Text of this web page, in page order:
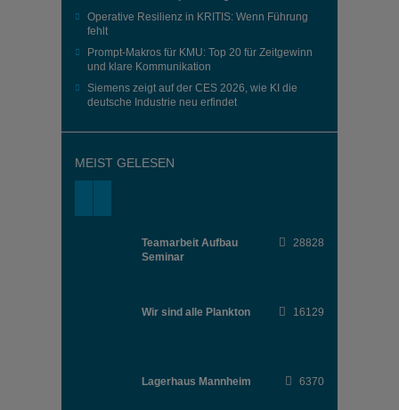
Operative Resilienz in KRITIS: Wenn Führung
fehlt
Prompt-Makros für KMU: Top 20 für Zeitgewinn
und klare Kommunikation
Siemens zeigt auf der CES 2026, wie KI die
deutsche Industrie neu erfindet
MEIST GELESEN
Teamarbeit Aufbau
Seminar
28828
Wir sind alle Plankton 16129
Lagerhaus Mannheim 6370